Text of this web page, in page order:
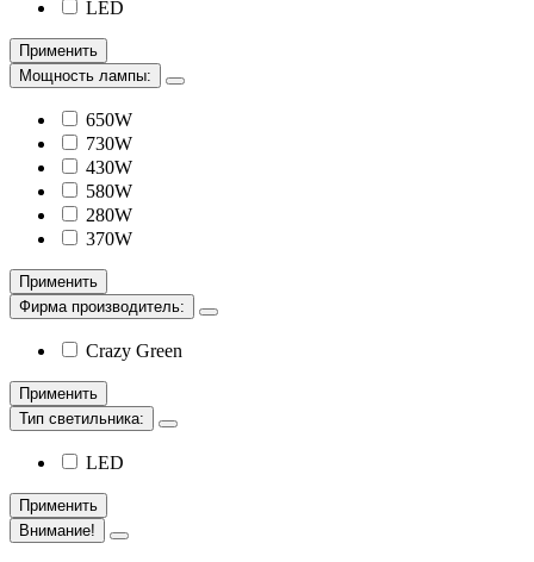
LED
Применить
Мощность лампы:
650W
730W
430W
580W
280W
370W
Применить
Фирма производитель:
Crazy Green
Применить
Тип светильника:
LED
Применить
Внимание!